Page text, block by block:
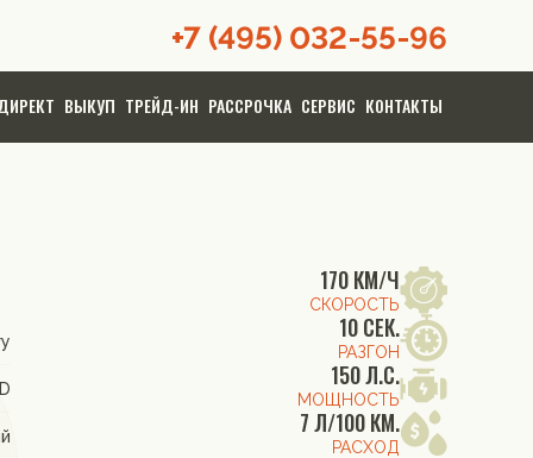
+7 (495) 032-55-96
ВЫКУП ТРЕЙД-ИН РАССРОЧКА СЕРВИС КОНТАКТЫ
170 КМ/Ч
СКОРОСТЬ
10 СЕК.
РАЗГОН
150 Л.С.
МОЩНОСТЬ
7 Л/100 КМ.
РАСХОД